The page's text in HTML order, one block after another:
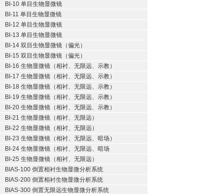
BI-10 单目生物显微镜
BI-11 单目生物显微镜
BI-12 单目生物显微镜
BI-13 单目生物显微镜
BI-14 双目生物显微镜（偏光）
BI-15 双目生物显微镜（偏光）
BI-16 生物显微镜（相衬、无限远、示教）
BI-17 生物显微镜（相衬、无限远、示教）
BI-18 生物显微镜（相衬、无限远、示教）
BI-19 生物显微镜（相衬、无限远、示教）
BI-20 生物显微镜（相衬、无限远、示教）
BI-21 生物显微镜（相衬、无限远）
BI-22 生物显微镜（相衬、无限远）
BI-23 生物显微镜（相衬、无限远、暗场）
BI-24 生物显微镜（相衬、无限远、暗场
BI-25 生物显微镜（相衬、无限远）
BIAS-100 倒置相衬生物显微分析系统
BIAS-200 倒置相衬生物显微分析系统
BIAS-300 倒置无限远生物显微分析系统